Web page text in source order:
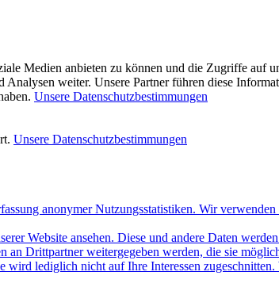
Medien anbieten zu können und die Zugriffe auf
weiter. Unsere Partner führen diese
Unsere Datenschutzbestimmungen
Unsere Datenschutzbestimmungen
anonymer Nutzungsstatistiken. Wir
Website ansehen. Diese und andere Daten
Drittpartner weitergegeben werden, die sie
lediglich nicht auf Ihre Interessen